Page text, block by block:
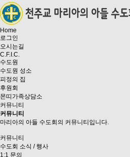
Home
로그인
오시는길
C.F.I.C.
수도원
수도원 성소
피정의 집
후원회
몬띠가족상담소
커뮤니티
커뮤니티
마리아의 아들 수도회의 커뮤니티입니다.
커뮤니티
수도회 소식 / 행사
1:1 문의